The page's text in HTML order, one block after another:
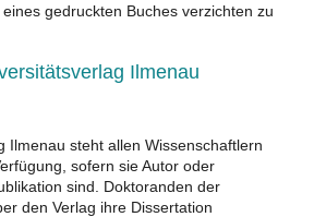
gedruckten Buches verzichten zu
Ilmenau
Ilmenau steht allen Wissenschaftlern
sofern sie Autor oder
sind. Doktoranden der
den Verlag ihre Dissertation